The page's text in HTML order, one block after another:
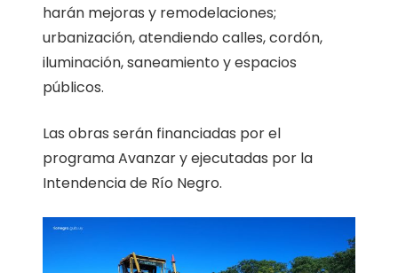
harán mejoras y remodelaciones;
urbanización, atendiendo calles, cordón,
iluminación, saneamiento y espacios
públicos.
Las obras serán financiadas por el
programa Avanzar y ejecutadas por la
Intendencia de Río Negro.